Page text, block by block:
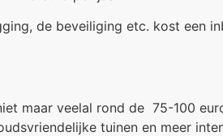
de beveiliging etc. kost een
maar veelal rond de 75-100
tuinen en meer